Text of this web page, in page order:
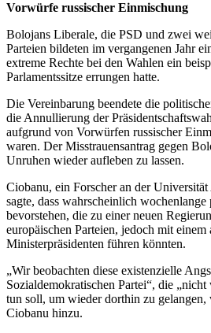
Vorwürfe russischer Einmischung
Bolojans Liberale, die PSD und zwei
Parteien bildeten im vergangenen Jahr
extreme Rechte bei den Wahlen ein
Parlamentssitze errungen hatte.
Die Vereinbarung beendete die
die Annullierung der
aufgrund von Vorwürfen russischer
waren. Der Misstrauensantrag gegen
Unruhen wieder aufleben zu lassen.
Ciobanu, ein Forscher an der
sagte, dass wahrscheinlich
bevorstehen, die zu einer neuen
europäischen Parteien, jedoch mit einem
Ministerpräsidenten führen könnten.
„Wir beobachten diese existenzielle
Sozialdemokratischen Partei“, die
tun soll, um wieder dorthin zu
Ciobanu hinzu.